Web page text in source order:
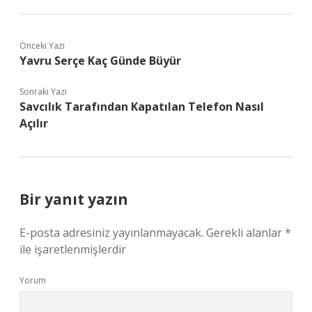
Önceki Yazı
Yavru Serçe Kaç Günde Büyür
Sonraki Yazı
Savcılık Tarafından Kapatılan Telefon Nasıl
Açılır
Bir yanıt yazın
E-posta adresiniz yayınlanmayacak. Gerekli alanlar*
ile işaretlenmişlerdir
Yorum